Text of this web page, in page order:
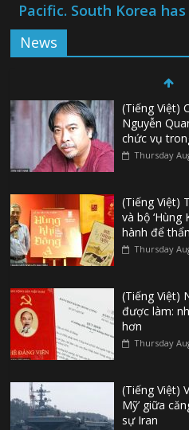
Pacific. South Korea
News
(Tiếng Việt)
Nguyễn
chức vụ
Thursday
(Tiếng Việt)
và bộ ‘Hùng
hành để
Thursday
(Tiếng Việt)
được làm:
hơn
Thursday
(Tiếng Việt)
Mỹ’ giữa
sự Iran